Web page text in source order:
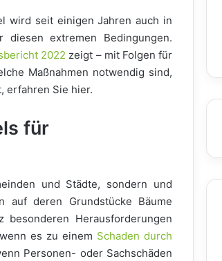
wird seit einigen Jahren auch in
extremen Bedingungen.
2022 zeigt – mit Folgen für
Maßnahmen notwendig sind,
erfahren Sie hier.
für
und Städte, sondern und
auf deren Grundstücke Bäume
Herausforderungen
es zu einem Schaden durch
Personen- oder Sachschäden